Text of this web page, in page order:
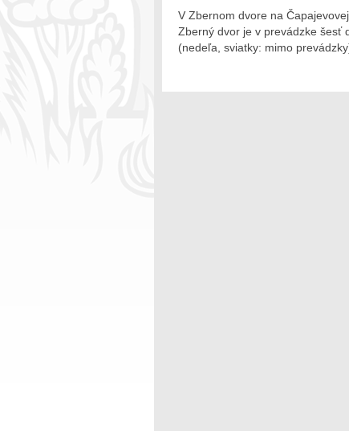
V Zbernom dvore na
Zberný dvor je v prevádzke šesť
(nedeľa, sviatky: mimo